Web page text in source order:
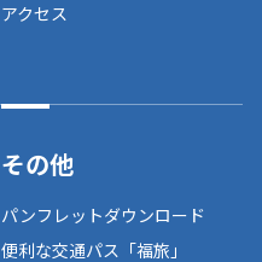
アクセス
その他
パンフレットダウンロード
便利な交通パス「福旅」